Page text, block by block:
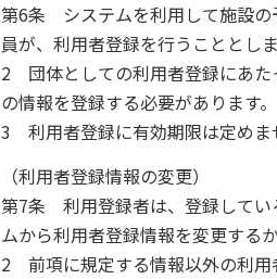
第6条 システムを利用して施設の
員が、利用者登録を行うこととし
2 団体としての利用者登録にあた
の情報を登録する必要があります。
3 利用者登録に有効期限は定めま
（利用者登録情報の変更）
第7条 利用登録者は、登録してい
ムから利用者登録情報を変更する
2 前項に規定する情報以外の利用